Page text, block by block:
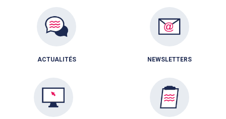
ACTUALITÉS NEWSLETTERS